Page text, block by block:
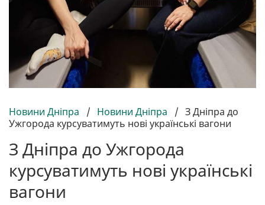
Новини Дніпра / Новини Дніпра / З Дніпра до
Ужгорода курсуватимуть нові українські вагони
З Дніпра до Ужгорода
курсуватимуть нові українські
вагони